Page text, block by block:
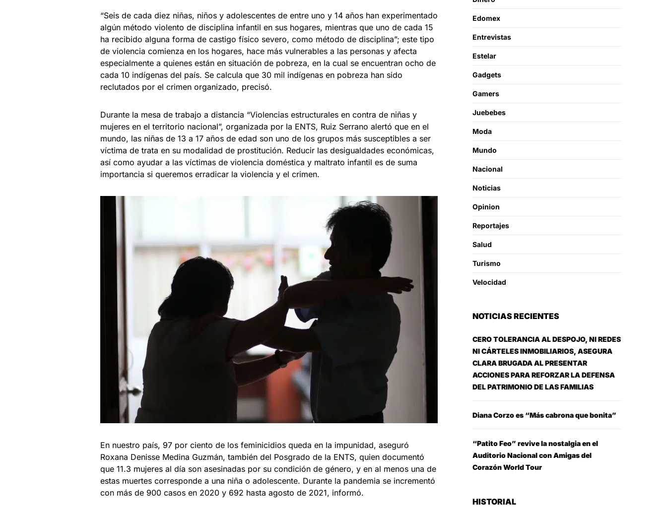
“Seis de cada diez niñas, niños y adolescentes de entre uno y 14 años han experimentado
algún método violento de disciplina infantil en sus hogares, mientras que uno de cada 15
ha recibido alguna forma de castigo físico severo, como método de disciplina”; este tipo
de violencia comienza en los hogares, hace más vulnerables a las personas y afecta
especialmente a quienes están en situación de pobreza, en la cual se encuentran ocho de
cada 10 indígenas del país. Se calcula que 30 mil indígenas en pobreza han sido
reclutados por el crimen organizado, precisó.
Durante la mesa de trabajo a distancia “Violencias estructurales en contra de niñas y
mujeres en el territorio nacional”, organizada por la ENTS, Ruiz Serrano alertó que en el
mundo, las niñas de 13 a 17 años de edad son uno de los grupos más susceptibles a ser
víctima de trata en su modalidad de prostitución. Reducir las desigualdades económicas,
así como ayudar a las víctimas de violencia doméstica y maltrato infantil es de suma
importancia si queremos erradicar la violencia y el crimen.
En nuestro país, 97 por ciento de los feminicidios queda en la impunidad, aseguró
Roxana Denisse Medina Guzmán, también del Posgrado de la ENTS, quien documentó
que 11.3 mujeres al día son asesinadas por su condición de género, y en al menos una de
estas muertes corresponde a una niña o adolescente. Durante la pandemia se incrementó
con más de 900 casos en 2020 y 692 hasta agosto de 2021, informó.
Edomex
Entrevistas
Estelar
Gadgets
Gamers
Juebebes
Moda
Mundo
Nacional
Noticias
Opinion
Reportajes
Salud
Turismo
Velocidad
NOTICIAS RECIENTES
CERO TOLERANCIA AL DESPOJO, NI REDES
NI CÁRTELES INMOBILIARIOS, ASEGURA
CLARA BRUGADA AL PRESENTAR
ACCIONES PARA REFORZAR LA DEFENSA
DEL PATRIMONIO DE LAS FAMILIAS
Diana Corzo es “Más cabrona que bonita”
“Patito Feo” revive la nostalgia en el
Auditorio Nacional con Amigas del
Corazón World Tour
HISTORIAL